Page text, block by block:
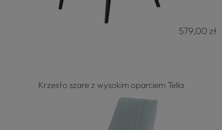
579,00 zł
Krzesło szare z wysokim oparciem Tella